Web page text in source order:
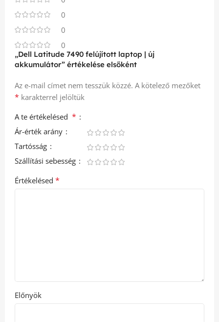
0
0
0
„Dell Latitude 7490 felújított laptop | új
akkumulátor” értékelése elsőként
Az e-mail címet nem tesszük közzé. A kötelező mezőket
* karakterrel jelöltük
A te értékelésed *
Ár-érték arány
Tartósság
Szállítási sebesség
Értékelésed *
Előnyök